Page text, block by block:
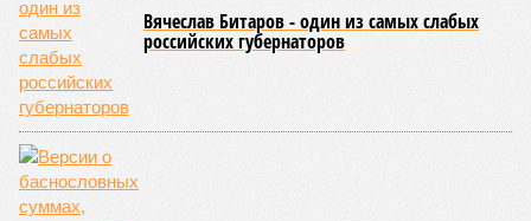
Вячеслав Битаров - один из самых слабых
российских губернаторов